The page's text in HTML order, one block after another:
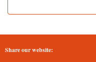
Share our website: